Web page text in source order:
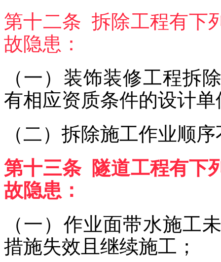
第十二条 拆除工程有下
故隐患：
（一）装饰装修工程拆
有相应资质条件的设计
（二）拆除施工作业顺
第十三条 隧道工程有下
故隐患：
（一）作业面带水施工
措施失效且继续施工；